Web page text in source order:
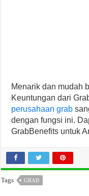
Menarik dan mudah
Keuntungan dari
perusahaan grab
dengan fungsi ini.
GrabBenefits untuk
Tags GRAB